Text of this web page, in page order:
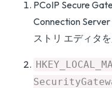
PCoIP Secure
Connection
ストリ エディタを